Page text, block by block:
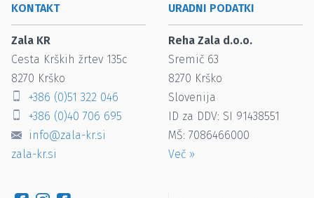
KONTAKT
Zala KR
Cesta Krških žrtev 135c
8270 Krško
+386 (0)51 322 046
+386 (0)40 706 695
info@zala-kr.si
zala-kr.si
URADNI PODATKI
Reha Zala d.o.o.
Sremič 63
8270 Krško
Slovenija
ID za DDV: SI 91438551
MŠ: 7086466000
Več »